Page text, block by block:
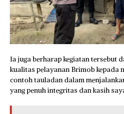
Ia juga berharap kegiatan tersebut
kualitas pelayanan Brimob kepada
contoh tauladan dalam
yang penuh integritas dan kasih